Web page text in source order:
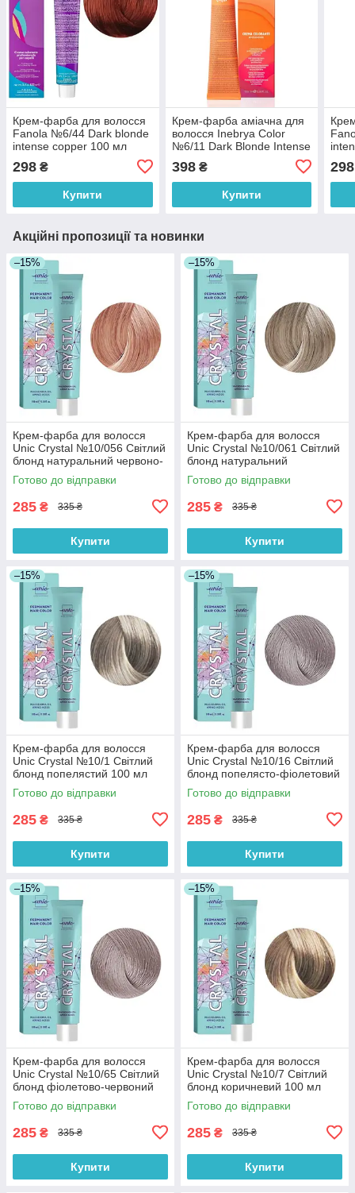
Крем-фарба для волосся
Fanola №6/44 Dark blonde
intense copper 100 мл
298 ₴
Купити
Крем-фарба аміачна для
волосся Inebrya Сolor
№6/11 Dark Blonde Intense
398₴
Купити
298
Акційні пропозиції та новинки
–15%
Крем-фарба для волосся
Unic Crystal №10/056 Світлий
блонд натуральний червоно-
фіолетовий 100 мл
Готово до відправки
285 ₴ 335 ₴
Купити
–15%
Крем-фарба для волосся
Unic Crystal №10/061 Світлий
блонд натуральний
фіолетово-попелястий 100
мл
Готово до відправки
285 ₴ 335 ₴
Купити
–15%
Крем-фарба для волосся
Unic Crystal №10/1 Світлий
блонд попелястий 100 мл
Готово до відправки
285 ₴ 335 ₴
Купити
–15%
Крем-фарба для волосся
Unic Crystal №10/16 Світлий
блонд попелясто-фіолетовий
100 мл
Готово до відправки
285 ₴ 335 ₴
Купити
–15%
Крем-фарба для волосся
Unic Crystal №10/65 Світлий
блонд фіолетово-червоний
100 мл
Готово до відправки
285 ₴ 335 ₴
Купити
–15%
Крем-фарба для волосся
Unic Crystal №10/7 Світлий
блонд коричневий 100 мл
Готово до відправки
285 ₴ 335 ₴
Купити